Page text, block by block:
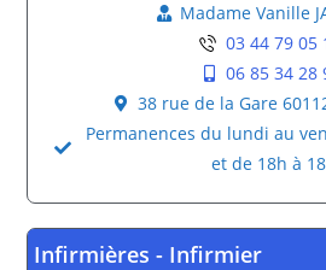
Madame Vanille
03 44 79 05
06 85 34 28
38 rue de la Gare
Permanences du lundi au
et de 18h à
Infirmières - Infirmier